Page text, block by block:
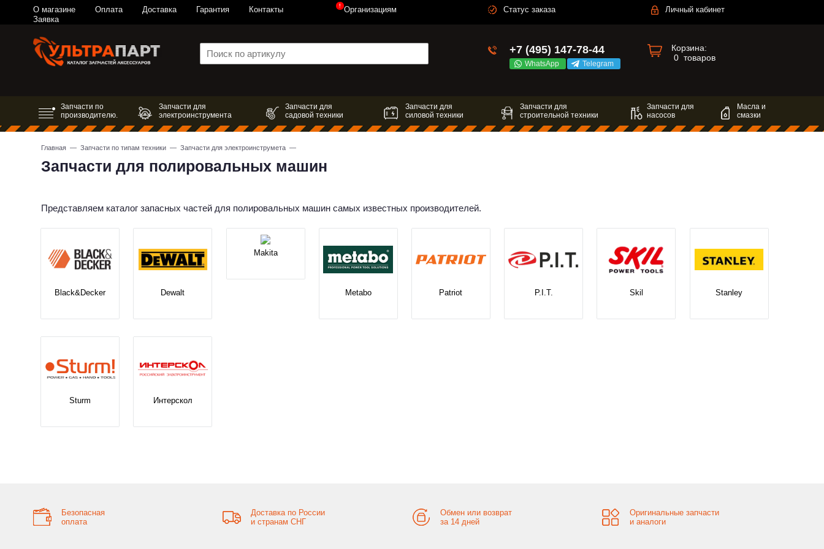
О магазине Оплата Доставка Гарантия
Контакты
Заявка
Организациям
! Статус заказа Личный кабинет
+7 (495) 147-78-44
WhatsApp Telegram
Корзина:
0 товаров
Запчасти по
производителю.
Запчасти для
электроинструмента
Запчасти для
садовой техники
Запчасти для
силовой техники
Запчасти для
строительной техники
Запчасти для
насосов
Масла и
смазки
Главная —Запчасти по типам техники —Запчасти для электроинструмета —
Запчасти для полировальных машин
Представляем каталог запасных частей для полировальных машин самых известных производителей.
Black&Decker Dewalt
Makita
Metabo Patriot P.I.T. Skil Stanley
Sturm Интерскол
Безопасная
оплата
Доставка по России
и странам СНГ
Обмен или возврат
за 14 дней
Оригинальные запчасти
и аналоги